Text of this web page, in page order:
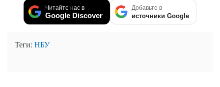
Читайте нас в
Google Discover
Добавьте в
источники Google
Теги: НБУ